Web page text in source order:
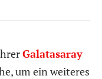
Galatasaray
um ein weiteres